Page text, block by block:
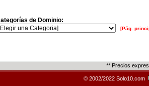
de Dominio:
[Pág.
** Precios
© 2002/2022 Solo10.com